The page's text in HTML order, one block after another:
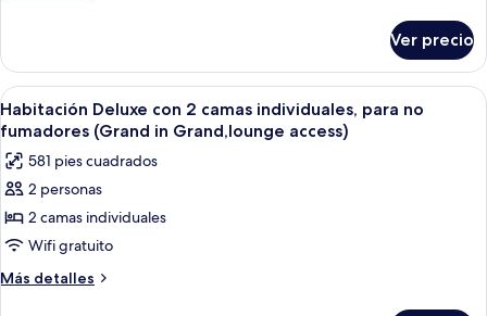
fumadores
(Grand
in
Grand,lounge
access)
doble
Deluxe,
para
no
(Grand
in
Grand,lounge
access)
Ver precio
Abrir
todas
las
fotos
de
Habitación
Deluxe
con
Habitación de hotel moderna con
6
Habitación Deluxe con 2 camas individuales, para no
fumadores (Grand in Grand,lounge access)
581 pies cuadrados
2 personas
2 camas individuales
Wifi gratuito
Más detalles
Más